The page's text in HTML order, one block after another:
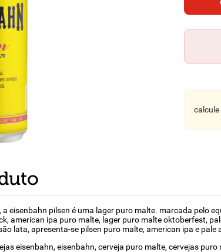
calcule
eisenbahn pilsen é uma lager puro malte. marcada pelo
american ipa puro malte, lager puro malte oktoberfest,
lata, apresenta-se pilsen puro malte, american ipa e
eisenbahn, eisenbahn, cerveja puro malte, cervejas
detergente
macarrão
chocolate